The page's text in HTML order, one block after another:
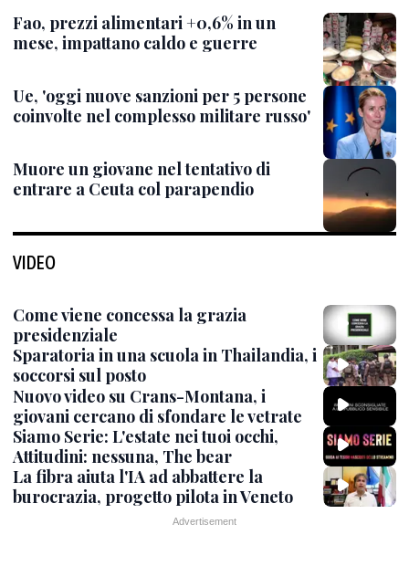
Fao, prezzi alimentari +0,6% in un
mese, impattano caldo e guerre
Ue, 'oggi nuove sanzioni per 5 persone
coinvolte nel complesso militare russo'
Muore un giovane nel tentativo di
entrare a Ceuta col parapendio
VIDEO
Come viene concessa la grazia
presidenziale
Sparatoria in una scuola in Thailandia, i
soccorsi sul posto
Nuovo video su Crans-Montana, i
giovani cercano di sfondare le vetrate
Siamo Serie: L'estate nei tuoi occhi,
Attitudini: nessuna, The bear
La fibra aiuta l'IA ad abbattere la
burocrazia, progetto pilota in Veneto